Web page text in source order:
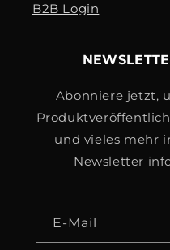
B2B Login
Abonniere jetzt,
und vieles mehr
Newsletter
E-Mail